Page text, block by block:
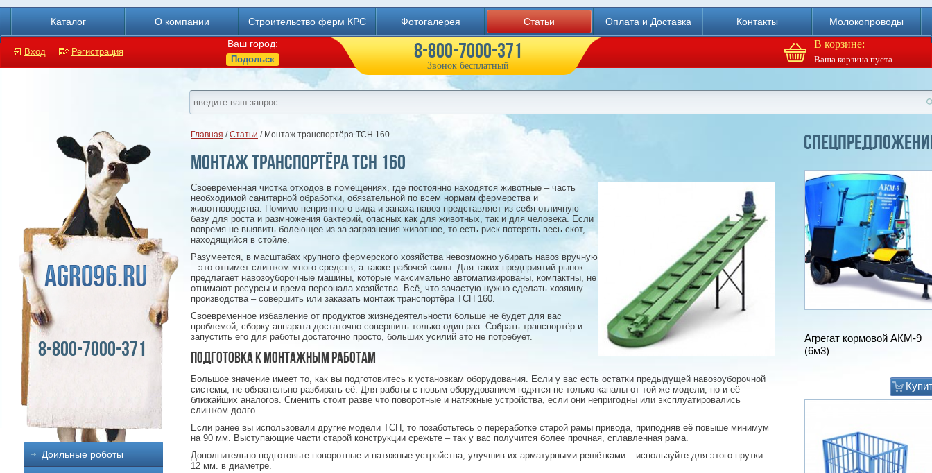
Каталог О компании Строительство ферм КРС Фотогалерея Статьи Оплата и Доставка Контакты Молокопроводы
Вход Регистрация
Ваш город:
Подольск
В корзине:
Ваша корзина пуста
8-800-7000-371
Звонок бесплатный
8-800-7000-371
Доильные роботы
Агрегат кормовой АКМ-9
(6м3)
Главная /Статьи / Монтаж транспортёра ТСН 160
Монтаж транспортёра ТСН 160
Своевременная чистка отходов в помещениях, где постоянно находятся животные – часть
необходимой санитарной обработки, обязательной по всем нормам фермерства и
животноводства. Помимо неприятного вида и запаха навоз представляет из себя отличную
базу для роста и размножения бактерий, опасных как для животных, так и для человека. Если
вовремя не выявить болеющее из-за загрязнения животное, то есть риск потерять весь скот,
находящийся в стойле.
Разумеется, в масштабах крупного фермерского хозяйства невозможно убирать навоз вручную
– это отнимет слишком много средств, а также рабочей силы. Для таких предприятий рынок
предлагает навозоуборочные машины, которые максимально автоматизированы, компактны, не
отнимают ресурсы и время персонала хозяйства. Всё, что зачастую нужно сделать хозяину
производства – совершить или заказать монтаж транспортёра ТСН 160.
Своевременное избавление от продуктов жизнедеятельности больше не будет для вас
проблемой, сборку аппарата достаточно совершить только один раз. Собрать транспортёр и
запустить его для работы достаточно просто, больших усилий это не потребует.
Подготовка к монтажным работам
Большое значение имеет то, как вы подготовитесь к установкам оборудования. Если у вас есть остатки предыдущей навозоуборочной
системы, не обязательно разбирать её. Для работы с новым оборудованием годятся не только каналы от той же модели, но и её
ближайших аналогов. Сменить стоит разве что поворотные и натяжные устройства, если они непригодны или эксплуатировались
слишком долго.
Если ранее вы использовали другие модели ТСН, то позаботьтесь о переработке старой рамы привода, приподняв её повыше минимум
на 90 мм. Выступающие части старой конструкции срежьте – так у вас получится более прочная, сплавленная рама.
Дополнительно подготовьте поворотные и натяжные устройства, улучшив их арматурными решётками – используйте для этого прутки
12 мм. в диаметре.